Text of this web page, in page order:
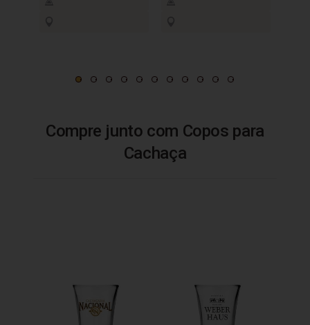
Compre junto com Copos para
Cachaça